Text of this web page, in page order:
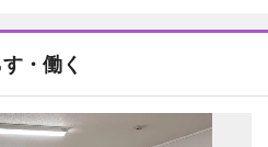
・働く